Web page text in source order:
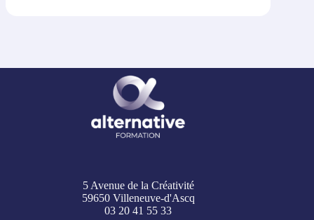
5 Avenue de la Créativité
59650 Villeneuve-d'Ascq
03 20 41 55 33